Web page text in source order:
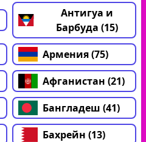
Антигуа и
Барбуда (15)
Армения (75)
Афганистан (21)
Бангладеш (41)
Бахрейн (13)